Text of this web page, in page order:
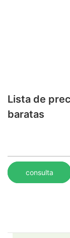
Lista de
baratas
consulta